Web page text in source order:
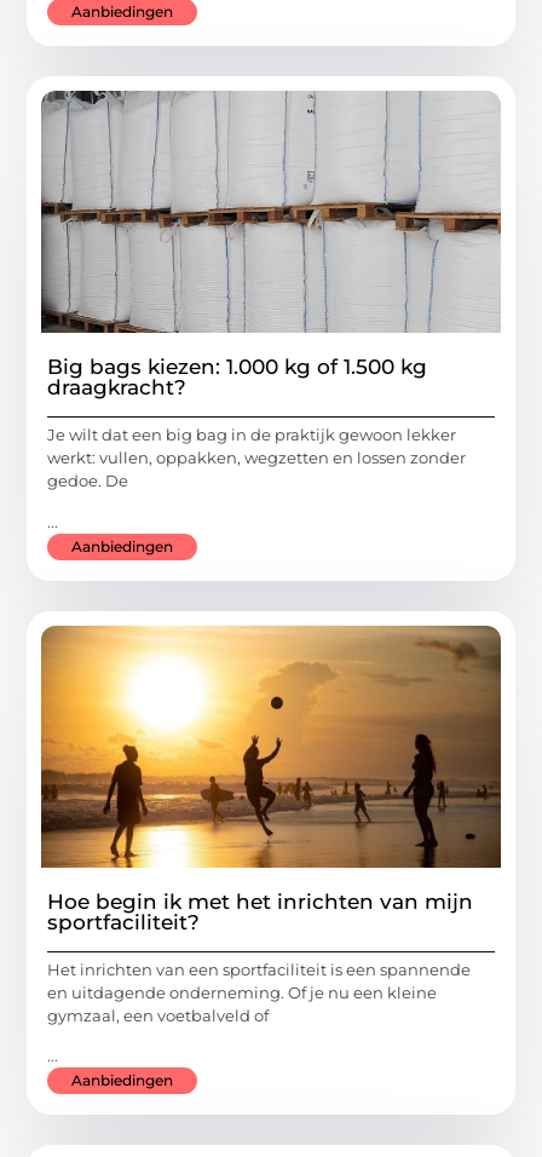
Aanbiedingen
Big bags kiezen: 1.000 kg of 1.500 kg
draagkracht?
Je wilt dat een big bag in de praktijk gewoon lekker
werkt: vullen, oppakken, wegzetten en lossen zonder
gedoe. De
...
Aanbiedingen
Hoe begin ik met het inrichten van mijn
sportfaciliteit?
Het inrichten van een sportfaciliteit is een spannende
en uitdagende onderneming. Of je nu een kleine
gymzaal, een voetbalveld of
...
Aanbiedingen